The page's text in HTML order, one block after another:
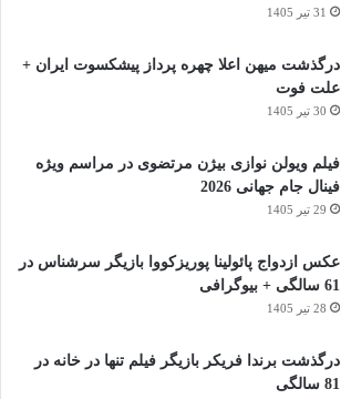
31 تیر 1405
درگذشت میهن اعلا چهره پرداز پیشکسوت ایران +
علت فوت
30 تیر 1405
فیلم ویولن نوازی بیژن مرتضوی در مراسم ویژه
فینال جام جهانی 2026
29 تیر 1405
عکس ازدواج پائولینا پوریزکووا بازیگر سرشناس در
61 سالگی + بیوگرافی
28 تیر 1405
درگذشت برندا فریکر بازیگر فیلم تنها در خانه در
81 سالگی